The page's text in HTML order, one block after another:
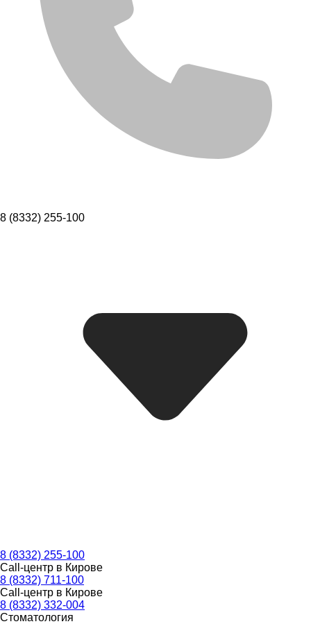
8 (8332) 255-100
8 (8332) 255-100
Call-центр в Кирове
8 (8332) 711-100
Call-центр в Кирове
8 (8332) 332-004
Стоматология